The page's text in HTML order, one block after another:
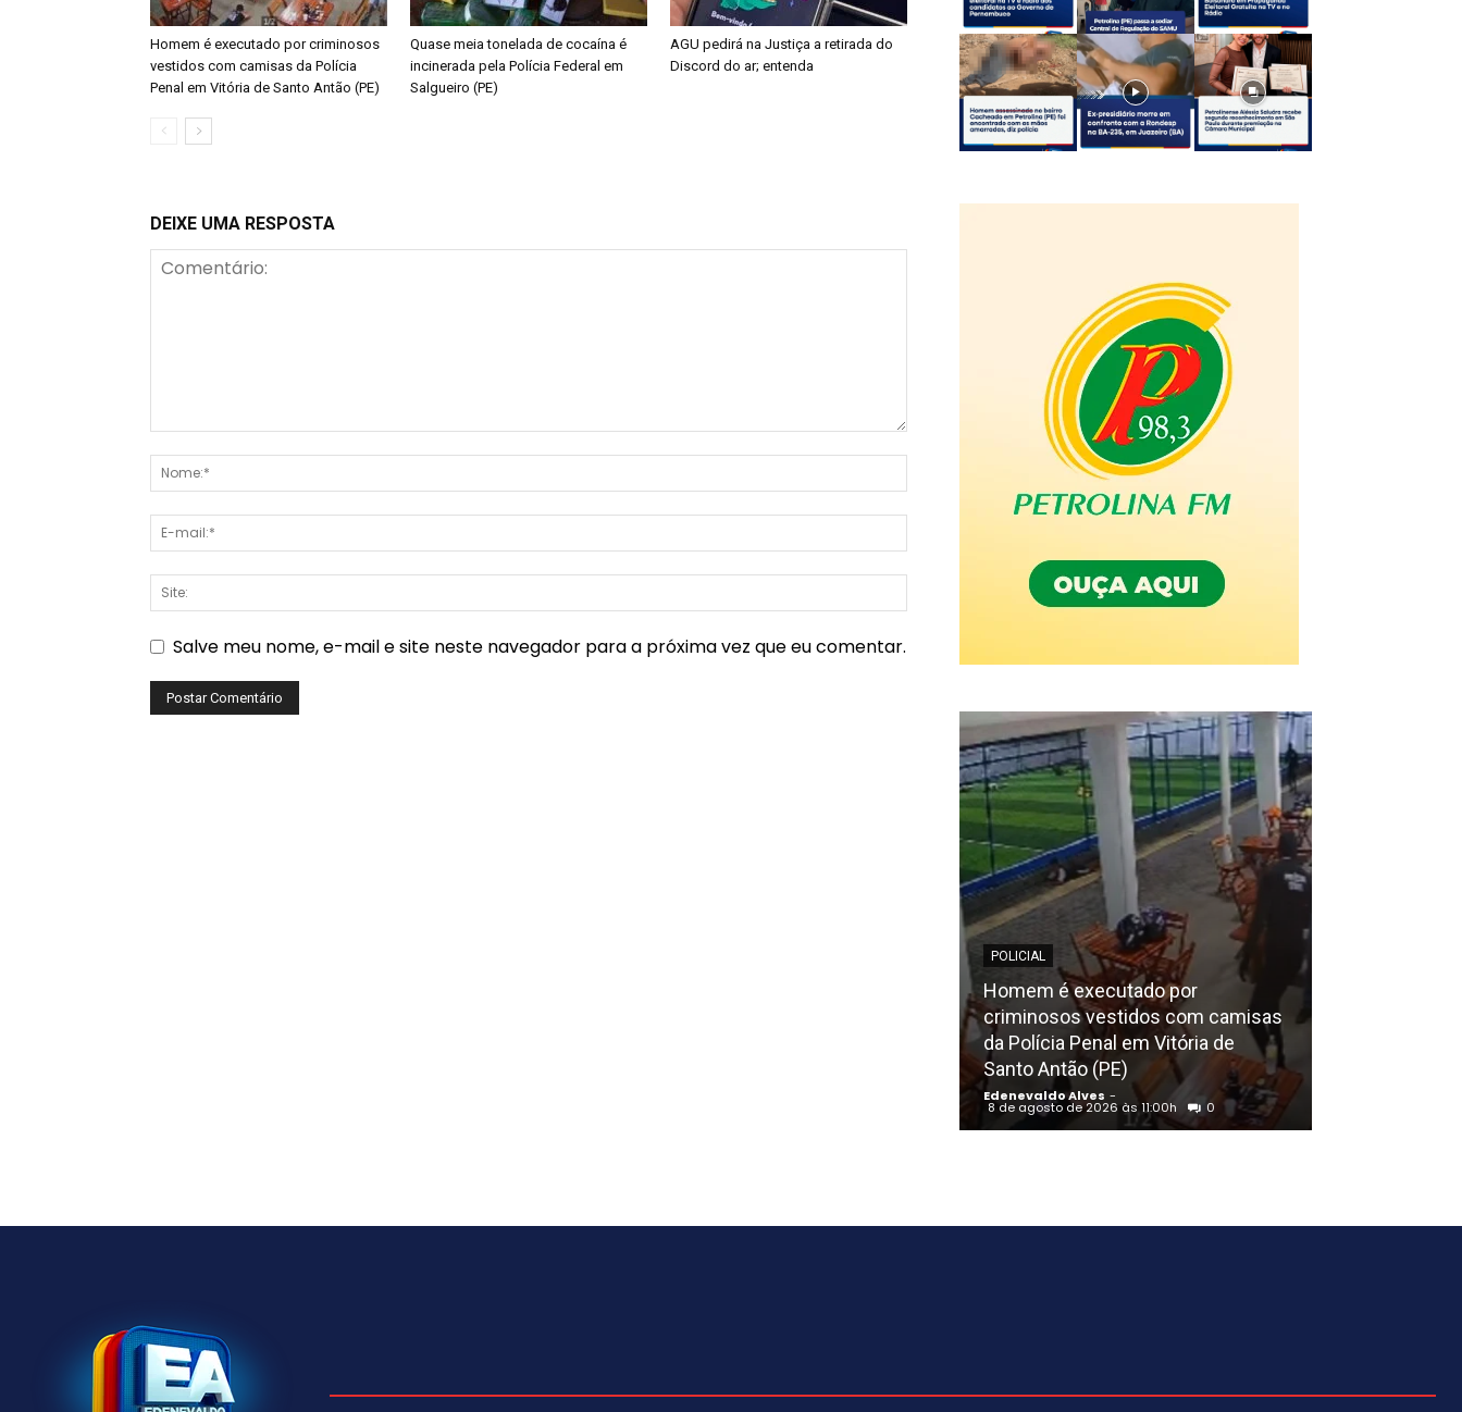
Homem é executado por criminosos
vestidos com camisas da Polícia
Penal em Vitória de Santo Antão (PE)
Quase meia tonelada de cocaína é
incinerada pela Polícia Federal em
Salgueiro (PE)
AGU pedirá na Justiça a retirada do
Discord do ar; entenda
DEIXE UMA RESPOSTA
Salve meu nome, e-mail e site neste navegador para a próxima vez que eu comentar.
POLICIAL
Homem é executado por
criminosos vestidos com camisas
da Polícia Penal em Vitória de
Santo Antão (PE)
Edenevaldo Alves -
8 de agosto de 2026 às 11:00h 0